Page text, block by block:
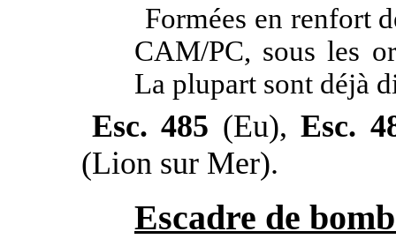
Formées en renfort
CAM/PC, sous les
La plupart sont déjà
Esc. 485 (Eu),Esc.
(Lion sur Mer).
Escadre de